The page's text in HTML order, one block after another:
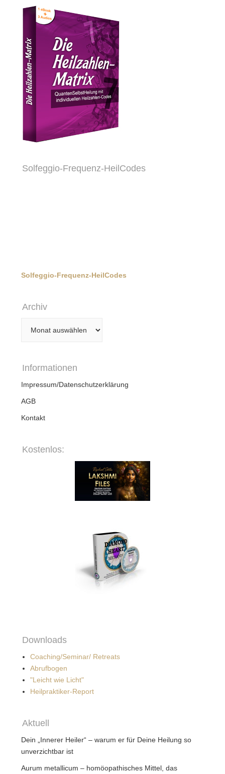
Solfeggio-Frequenz-HeilCodes
Solfeggio-Frequenz-HeilCodes
Archiv
Informationen
Impressum/Datenschutzerklärung
AGB
Kontakt
Kostenlos:
Downloads
Coaching/Seminar/ Retreats
Abrufbogen
"Leicht wie Licht"
Heilpraktiker-Report
Aktuell
Dein „Innerer Heiler“ – warum er für Deine Heilung so
unverzichtbar ist
Aurum metallicum – homöopathisches Mittel, das